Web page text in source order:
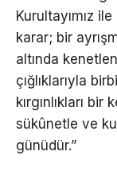
Kurultayımız
karar; bir
altında
çığlıklarıyla
kırgınlıkları
sükûnetle ve
günüdür.”